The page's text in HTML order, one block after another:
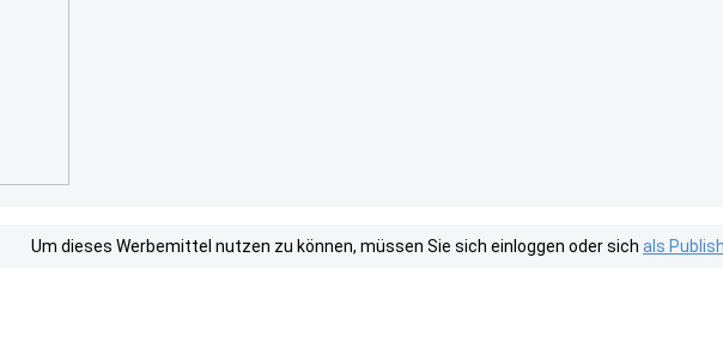
Um dieses Werbemittel nutzen zu können, müssen Sie sich einloggen oder sich als